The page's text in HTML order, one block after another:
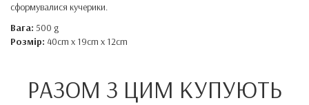
сформувалися кучерики.
Вага: 500 g
Розмір: 40cm x 19cm x 12cm
РАЗОМ З ЦИМ КУПУЮТЬ